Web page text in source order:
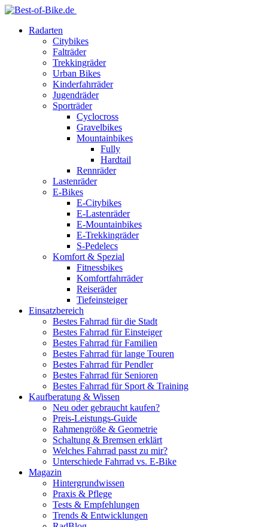
Radarten
Citybikes
Falträder
Trekkingräder
Urban Bikes
Kinderfahrräder
Jugendräder
Sporträder
Cyclocross
Gravelbikes
Mountainbikes
Fully
Hardtail
Rennräder
Lastenräder
E-Bikes
E-Citybikes
E-Lastenräder
E-Mountainbikes
E-Trekkingräder
S-Pedelecs
Komfort & Spezial
Fitnessbikes
Komfortfahrräder
Reiseräder
Tiefeinsteiger
Einsatzbereich
Bestes Fahrrad für die Stadt
Bestes Fahrrad für Einsteiger
Bestes Fahrrad für Familien
Bestes Fahrrad für lange Touren
Bestes Fahrrad für Pendler
Bestes Fahrrad für Senioren
Bestes Fahrrad für Sport & Training
Kaufberatung & Wissen
Neu oder gebraucht kaufen?
Preis-Leistungs-Guide
Rahmengröße & Geometrie
Schaltung & Bremsen erklärt
Welches Fahrrad passt zu mir?
Unterschiede Fahrrad vs. E-Bike
Magazin
Hintergrundwissen
Praxis & Pflege
Tests & Empfehlungen
Trends & Entwicklungen